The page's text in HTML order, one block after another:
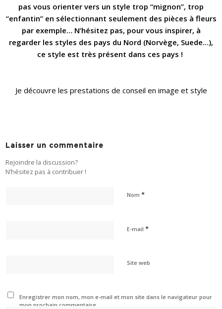
pas vous orienter vers un style trop “mignon”, trop
“enfantin” en sélectionnant seulement des pièces à fleurs
par exemple… N’hésitez pas, pour vous inspirer, à
regarder les styles des pays du Nord (Norvège, Suede…),
ce style est très présent dans ces pays !
Je découvre les prestations de conseil en image et style
Laisser un commentaire
Rejoindre la discussion?
N’hésitez pas à contribuer !
Nom*
E-mail*
Site web
Enregistrer mon nom, mon e-mail et mon site dans le navigateur pour
mon prochain commentaire.